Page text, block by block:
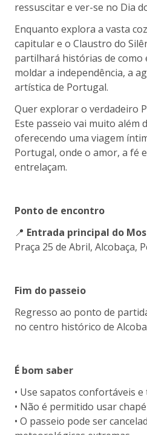
ressuscitar e ver-se no Dia
Enquanto explora a vasta
capitular e o Claustro do
partilhará histórias de como
moldar a independência, a
artística de Portugal.
Quer explorar o verdadeiro
Este passeio vai muito além
oferecendo uma viagem
Portugal, onde o amor, a fé
entrelaçam.
Ponto de encontro
📍 Entrada principal do
Praça 25 de Abril, Alcobaça,
Fim do passeio
Regresso ao ponto de
no centro histórico de
É bom saber
• Use sapatos confortáveis
• Não é permitido usar
• O passeio pode ser